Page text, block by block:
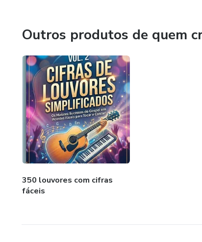
Outros produtos de quem
350 louvores com cifras
fáceis